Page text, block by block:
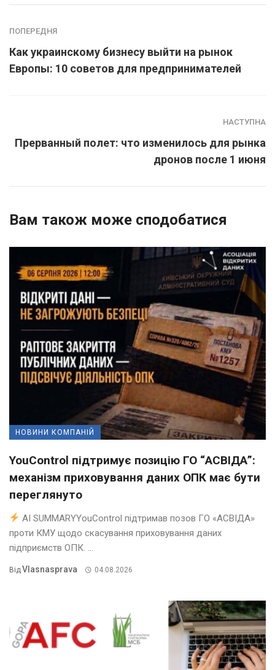
ПОПЕРЕДНЯ
Как украинскому бизнесу выйти на рынок
Европы: 10 советов для предпринимателей
НАСТУПНА
Прерванный полет: что изменилось для рынка
дронов после 1 июня
Вам також може сподобатися
НОВИНИ КОМПАНІЙ
YouControl підтримує позицію ГО “АСВІДА”:
механізм приховування даних ОПК має бути
переглянуто
AI SUMMARYYouControl підтримав позов ГО «АСВІДА»
проти КМУ щодо скасування приховування даних
підприємств ОПК. ...
ВідVlasnasprava 04.08.2026